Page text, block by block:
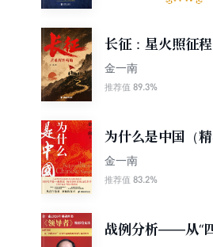
长征：星火照征程
金一南
推荐值 89.3%
为什么是中国（
版）
金一南
推荐值 83.2%
战例分析——从“